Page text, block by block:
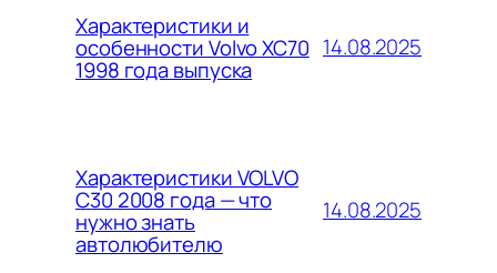
Характеристики и
особенности Volvo XC70
1998 года выпуска
14.08.2025
Характеристики VOLVO
C30 2008 года — что
нужно знать
автолюбителю
14.08.2025